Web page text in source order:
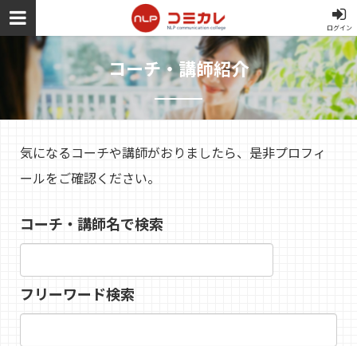
ログイン
コーチ・講師紹介
気になるコーチや講師がおりましたら、是非プロフィ
ールをご確認ください。
コーチ・講師名で検索
フリーワード検索